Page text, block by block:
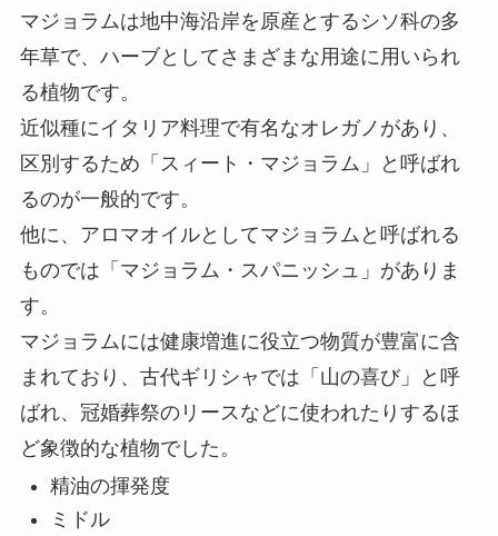
マジョラムは地中海沿岸を原産とするシソ科の多
年草で、ハーブとしてさまざまな用途に用いられ
る植物です。
近似種にイタリア料理で有名なオレガノがあり、
区別するため「スィート・マジョラム」と呼ばれ
るのが一般的です。
他に、アロマオイルとしてマジョラムと呼ばれる
ものでは「マジョラム・スパニッシュ」がありま
す。
マジョラムには健康増進に役立つ物質が豊富に含
まれており、古代ギリシャでは「山の喜び」と呼
ばれ、冠婚葬祭のリースなどに使われたりするほ
ど象徴的な植物でした。
精油の揮発度
ミドル